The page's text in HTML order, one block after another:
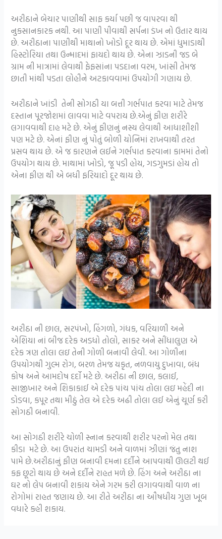
અરીઠાને બેચાર પાણીથી સાફ કર્યા પછી જ વાપરવા થી
નુકસાનકારક નથી. આ પાણી પીવાથી સર્પના ડંખ નો ઉતાર થાય
છે. અરીઠાના પાણીથી માથાનો ખોડો દૂર થાય છે. એમાં ધુમાડાથી
હિસ્ટોરિયા તથા ઉન્માદમાં ફાયદો થાય છે. એના ઝાડની જડ બે
ગ્રામ ની માત્રામાં લેવાથી ફેફસાંના પડદાના વરમ, ખાંસી તેમજ
છાતી માંથી પડતા લોહીને અટકાવવામાં ઉપયોગી ગણાય છે.
અરીઠાને ખાંડી તેની સોગઠી યા બત્તી ગર્ભપાત કરવા માટે તેમજ
દસ્તાન પૂરજોશમાં લાવવા માટે વપરાય છે.એનું ફીણ શરીરે
લગાવવાથી દાહ મટે છે. એનું ફીણનું નસ્ય લેવાથી આધાશીશી
પણ મટે છે. એનાં ફીણ નું પોતું બોળી યોનિમાં રાખવાથી તરત
પ્રસવ થાય છે. એ જ કારણને લઈને ગર્ભપાત કરવાના કામમાં તેનો
ઉપયોગ થાય છે. માથામાં ખોડો, જૂ પડી હોય, ગડગુમડાં હોય તો
એના ફીણ થી એ બધી ફરિયાદો દૂર થાય છે.
અરીઠા ની છાલ, સરપંખો, હિંગળો, ગંધક, વરિયાળી અને
એશિયા નાં બીજ દરેક અડધો તોલો, સાકર અને સીંધાલુણ એ
દરેક ત્રણ તોલા લઇ તેની ગોળી બનાવી લેવી. આ ગોળીના
ઉપયોગથી ગુલ્મ રોગ, બરળ તેમજ યકૃત, નળવાયુ દુખાવા, બંધ
કોષ અને આમદોષ દર્દો મટે છે. અરીઠા ની છાલ, કલાઈ,
સાજીખાર અને શિકાકાઈ એ દરેક પાંચ પાંચ તોલા લઇ મહેંદી ના
ડોડવા, કપૂર તથા મીઠું તેલ એ દરેક અઢી તોલા લઈ એનું ચૂર્ણ કરી
સોગઠી બનાવી.
આ સોગઠી શરીરે ચોળી સ્નાન કરવાથી શરીર પરનો મેલ તથા
કીડા મટે છે. આ ઉપરાંત ચામડી અને વાળમાં ઝીણાં જંતુ નાશ
પામે છે.અરીઠાનું ફીણ બનાવી દમના દર્દીને આપવાથી ઊલટી થઈ
કફ છૂટો થાય છે અને દર્દીને રાહત મળે છે. હિંગ અને અરીઠા ના
ઘર નો લેપ બનાવી શકાય એને ગરમ કરી લગાવવાથી વાળ ના
રોગોમાં રાહત જણાય છે. આ રીતે અરીઠા ના ઔષધીય ગુણ ખૂબ
વધારે કહી શકાય.